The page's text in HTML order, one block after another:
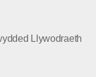
Llywodraeth